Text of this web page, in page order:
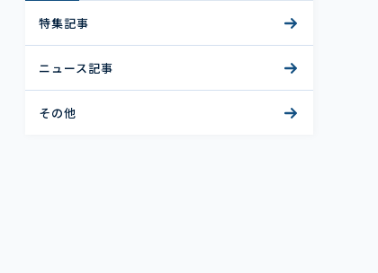
特集記事
ニュース記事
その他